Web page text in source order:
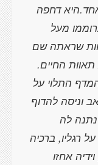
דחפה
מעל
שראתה שם
החיים.
התלוי על
וניסה להדוף
לה
רגליו, ברכיה
אחזו